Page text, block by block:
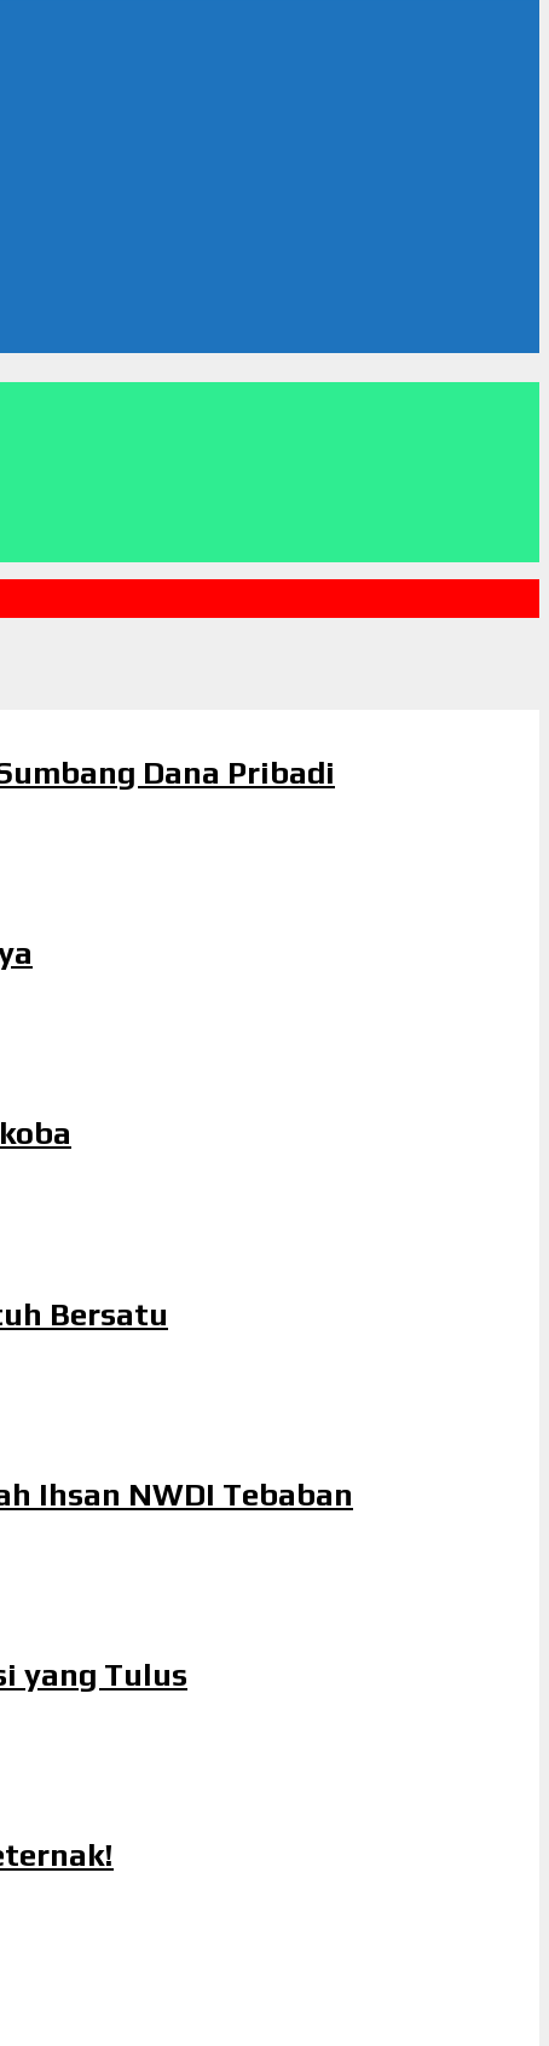
Dana Pribadi
Bersatu
Ihsan NWDI Tebaban
yang Tulus